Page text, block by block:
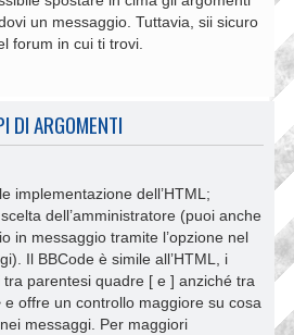
un messaggio. Tuttavia, sii sicuro
forum in cui ti trovi.
DI ARGOMENTI
implementazione dell’HTML;
dell’amministratore (puoi anche
in messaggio tramite l’opzione nel
Il BBCode è simile all’HTML, i
parentesi quadre [ e ] anziché tra
offre un controllo maggiore su cosa
messaggi. Per maggiori